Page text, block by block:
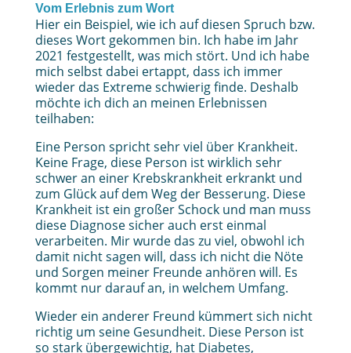
Vom Erlebnis zum Wort
Hier ein Beispiel, wie ich auf diesen Spruch bzw.
dieses Wort gekommen bin. Ich habe im Jahr
2021 festgestellt, was mich stört. Und ich habe
mich selbst dabei ertappt, dass ich immer
wieder das Extreme schwierig finde. Deshalb
möchte ich dich an meinen Erlebnissen
teilhaben:
Eine Person spricht sehr viel über Krankheit.
Keine Frage, diese Person ist wirklich sehr
schwer an einer Krebskrankheit erkrankt und
zum Glück auf dem Weg der Besserung. Diese
Krankheit ist ein großer Schock und man muss
diese Diagnose sicher auch erst einmal
verarbeiten. Mir wurde das zu viel, obwohl ich
damit nicht sagen will, dass ich nicht die Nöte
und Sorgen meiner Freunde anhören will. Es
kommt nur darauf an, in welchem Umfang.
Wieder ein anderer Freund kümmert sich nicht
richtig um seine Gesundheit. Diese Person ist
so stark übergewichtig, hat Diabetes,